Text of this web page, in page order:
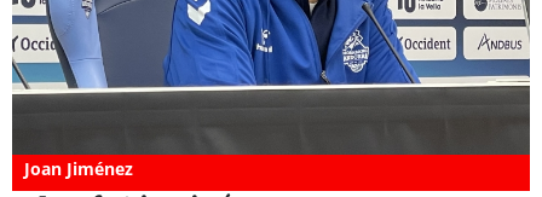
Joan Jiménez